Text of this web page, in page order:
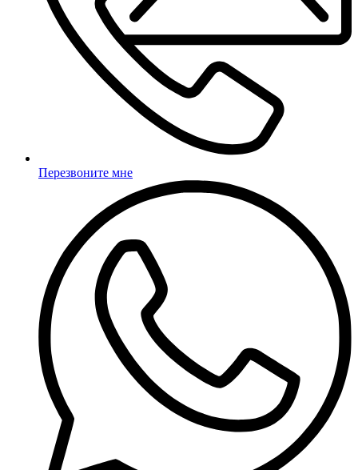
Перезвоните мне